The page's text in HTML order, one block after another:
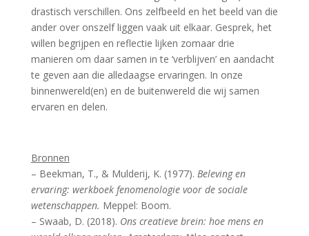
drastisch verschillen. Ons zelfbeeld en het beeld van die
ander over onszelf liggen vaak uit elkaar. Gesprek, het
willen begrijpen en reflectie lijken zomaar drie
manieren om daar samen in te ‘verblijven’ en aandacht
te geven aan die alledaagse ervaringen. In onze
binnenwereld(en) en de buitenwereld die wij samen
ervaren en delen.
Bronnen
– Beekman, T., & Mulderij, K. (1977). Beleving en
ervaring: werkboek fenomenologie voor de sociale
wetenschappen. Meppel: Boom.
– Swaab, D. (2018). Ons creatieve brein: hoe mens en